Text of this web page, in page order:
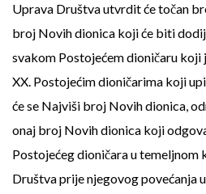
Uprava Društva utvrdit će točan
broj Novih dionica koji će biti
svakom Postojećem dioničaru koji
XX. Postojećim dioničarima koji
će se Najviši broj Novih dionica,
onaj broj Novih dionica koji
Postojećeg dioničara u temeljnom
Društva prije njegovog povećanja